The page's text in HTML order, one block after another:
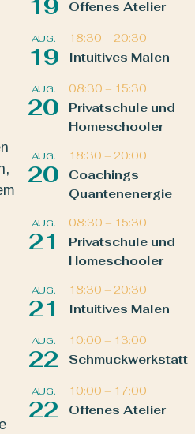
19 Offenes Atelier
AUG.
19
18:30 – 20:30
Intuitives Malen
AUG.
20
08:30 – 15:30
Privatschule und
Homeschooler
AUG.
20
18:30 – 20:00
Coachings
Quantenenergie
AUG.
21
08:30 – 15:30
Privatschule und
Homeschooler
AUG.
21
18:30 – 20:30
Intuitives Malen
AUG.
22
10:00 – 13:00
Schmuckwerkstatt
AUG.
22
10:00 – 17:00
Offenes Atelier